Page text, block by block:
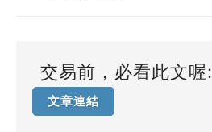
交易前，必看此文喔:
文章連結